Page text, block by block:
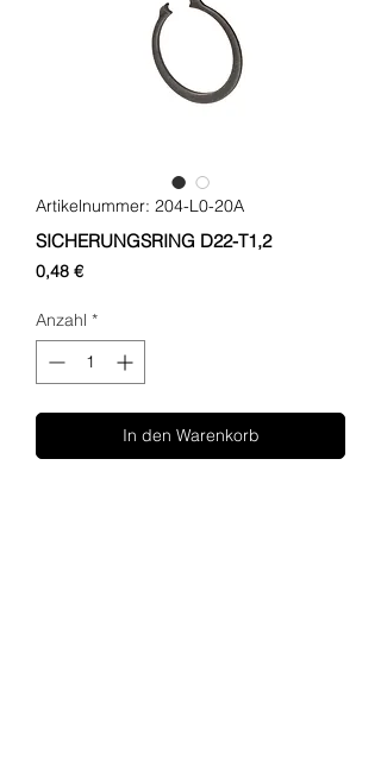
Artikelnummer: 204-L0-20A
SICHERUNGSRING D22-T1,2
0,48 €Preis
Anzahl *
In den Warenkorb